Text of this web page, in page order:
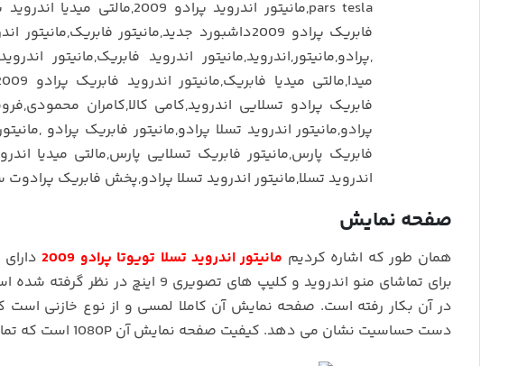
صفحه نمایش
همان طور که اشاره کردیم مانیتور اندروید تسلا تویوتا پرادو 2009
در آن بکار رفته است. صفحه نمایش آن کاملا لمسی و از نوع خازنی
دست حساسیت نشان می دهد. کیفیت صفحه نمایش آن 1080P است که تمامی فرمت ها را نیز پشتیبانی می کند.